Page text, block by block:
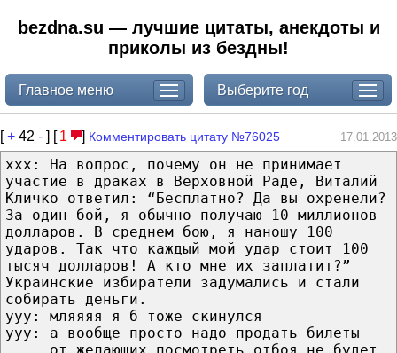
bezdna.su — лучшие цитаты, анекдоты и
приколы из бездны!
Главное меню Выберите год
[+ 42 - ] [ 1 ] Комментировать цитату №76025 17.01.2013
xxx: На вопрос, почему он не принимает
участие в драках в Верховной Раде, Виталий
Кличко ответил: “Бесплатно? Да вы охренели?
За один бой, я обычно получаю 10 миллионов
долларов. В среднем бою, я наношу 100
ударов. Так что каждый мой удар стоит 100
тысяч долларов! А кто мне их заплатит?”
Украинские избиратели задумались и стали
собирать деньги.
yyy: мляяяя я б тоже скинулся
yyy: а вообще просто надо продать билеты
.... от желающих посмотреть отбоя не будет